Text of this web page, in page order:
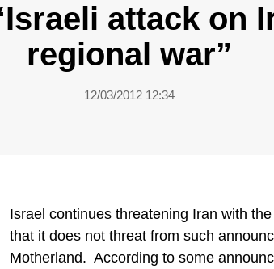
attack on
regional war”
12/03/2012 12:34
Israel continues threatening Iran with
that it does not threat from such
Motherland. According to some